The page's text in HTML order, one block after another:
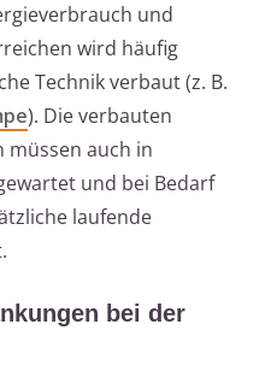
und
wird häufig
Technik verbaut (z. B.
). Die verbauten
müssen auch in
und bei Bedarf
laufende
bei der